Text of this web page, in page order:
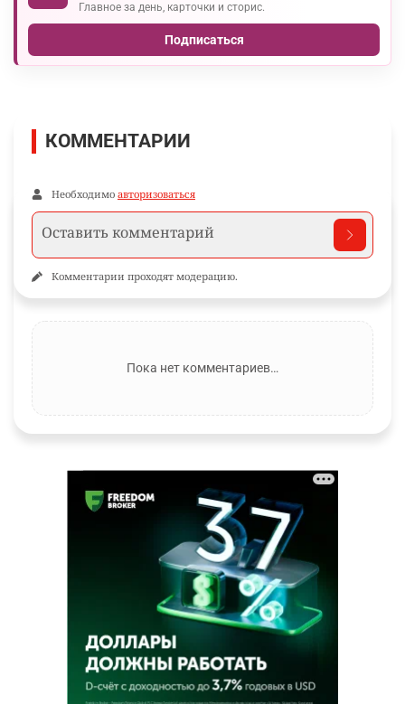
Главное за день, карточки и сторис.
Подписаться
КОММЕНТАРИИ
Необходимо авторизоваться
Комментарии проходят модерацию.
Пока нет комментариев…